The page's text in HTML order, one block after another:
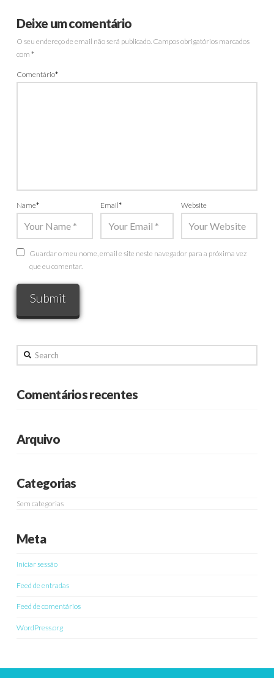
Deixe um comentário
O seu endereço de email não será publicado. Campos obrigatórios marcados
com *
Comentário*
Name* Email* Website
Guardar o meu nome, email e site neste navegador para a próxima vez
que eu comentar.
Search
Comentários recentes
Arquivo
Categorias
Sem categorias
Meta
Iniciar sessão
Feed de entradas
Feed de comentários
WordPress.org